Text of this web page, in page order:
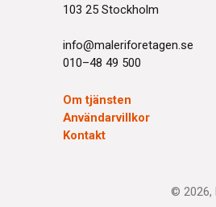
103 25 Stockholm
info@maleriforetagen.se
010–48 49 500
Om tjänsten
Användarvillkor
Kontakt
© 2026,